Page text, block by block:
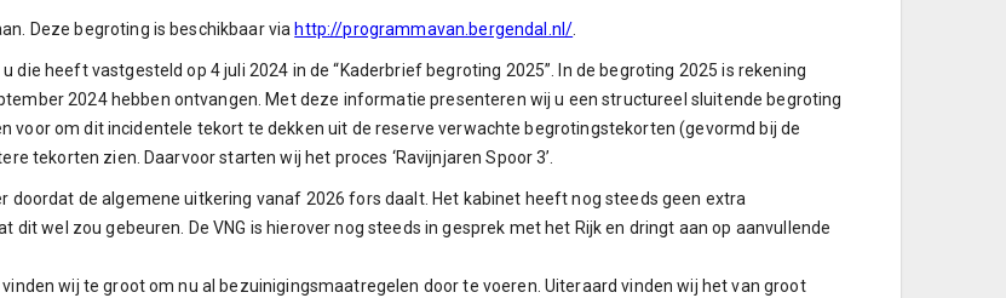
Deze begroting is beschikbaar via http://programmavan.bergendal.nl/.
die heeft vastgesteld op 4 juli 2024 in de “Kaderbrief begroting 2025”. In de begroting 2025 is rekening
2024 hebben ontvangen. Met deze informatie presenteren wij u een structureel sluitende begroting
voor om dit incidentele tekort te dekken uit de reserve verwachte begrotingstekorten (gevormd bij de
tekorten zien. Daarvoor starten wij het proces ‘Ravijnjaren Spoor 3’.
de algemene uitkering vanaf 2026 fors daalt. Het kabinet heeft nog steeds geen extra
wel zou gebeuren. De VNG is hierover nog steeds in gesprek met het Rijk en dringt aan op aanvullende
wij te groot om nu al bezuinigingsmaatregelen door te voeren. Uiteraard vinden wij het van groot